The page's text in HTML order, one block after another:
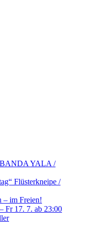
BANDA YALA /
Flüsterkneipe /
– im Freien!
Fr 17. 7. ab 23:00